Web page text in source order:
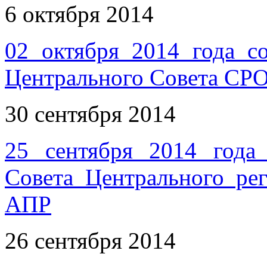
6 октября 2014
02 октября 2014 года
Центрального Совета
30 сентября 2014
25 сентября 2014 года
Совета Центрального
АПР
26 сентября 2014